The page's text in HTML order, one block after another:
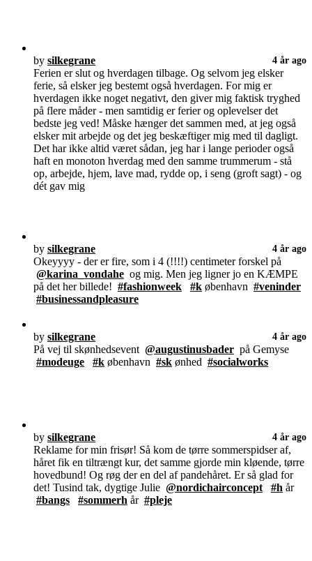
by silkegrane 4 år ago
Ferien er slut og hverdagen tilbage. Og selvom jeg elsker
ferie, så elsker jeg bestemt også hverdagen. For mig er
hverdagen ikke noget negativt, den giver mig faktisk tryghed
på flere måder - men samtidig er ferier og oplevelser det
bedste jeg ved! Måske hænger det sammen med, at jeg også
elsker mit arbejde og det jeg beskæftiger mig med til dagligt.
Det har ikke altid været sådan, jeg har i lange perioder også
haft en monoton hverdag med den samme trummerum - stå
op, arbejde, hjem, lave mad, rydde op, i seng (groft sagt) - og
dét gav mig
by silkegrane 4 år ago
Okeyyyy - der er fire, som i 4 (!!!!) centimeter forskel på
@karina_vondahe og mig. Men jeg ligner jo en KÆMPE
på det her billede! #fashionweek #k øbenhavn #veninder
#businessandpleasure
by silkegrane 4 år ago
På vej til skønhedsevent @augustinusbader på Gemyse
#modeuge
#k øbenhavn #sk ønhed #socialworks
by silkegrane 4 år ago
Reklame for min frisør! Så kom de tørre sommerspidser af,
håret fik en tiltrængt kur, det samme gjorde min kløende, tørre
hovedbund! Og røg der en del af pandehåret. Er så glad for
det! Tusind tak, dygtige Julie @nordichairconcept #h år
#bangs
#sommerh år #pleje